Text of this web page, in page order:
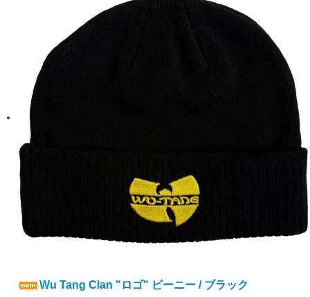
Wu Tang Clan "ロゴ" ビーニー / ブラック